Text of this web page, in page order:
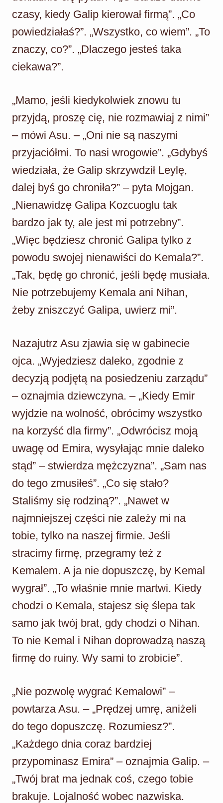
czasy, kiedy Galip kierował firmą”. „Co
powiedziałaś?”. „Wszystko, co wiem”. „To
znaczy, co?”. „Dlaczego jesteś taka
ciekawa?”.
„Mamo, jeśli kiedykolwiek znowu tu
przyjdą, proszę cię, nie rozmawiaj z nimi”
– mówi Asu. – „Oni nie są naszymi
przyjaciółmi. To nasi wrogowie”. „Gdybyś
wiedziała, że Galip skrzywdził Leylę,
dalej byś go chroniła?” – pyta Mojgan.
„Nienawidzę Galipa Kozcuoglu tak
bardzo jak ty, ale jest mi potrzebny”.
„Więc będziesz chronić Galipa tylko z
powodu swojej nienawiści do Kemala?”.
„Tak, będę go chronić, jeśli będę musiała.
Nie potrzebujemy Kemala ani Nihan,
żeby zniszczyć Galipa, uwierz mi”.
Nazajutrz Asu zjawia się w gabinecie
ojca. „Wyjedziesz daleko, zgodnie z
decyzją podjętą na posiedzeniu zarządu”
– oznajmia dziewczyna. – „Kiedy Emir
wyjdzie na wolność, obrócimy wszystko
na korzyść dla firmy”. „Odwrócisz moją
uwagę od Emira, wysyłając mnie daleko
stąd” – stwierdza mężczyzna”. „Sam nas
do tego zmusiłeś”. „Co się stało?
Staliśmy się rodziną?”. „Nawet w
najmniejszej części nie zależy mi na
tobie, tylko na naszej firmie. Jeśli
stracimy firmę, przegramy też z
Kemalem. A ja nie dopuszczę, by Kemal
wygrał”. „To właśnie mnie martwi. Kiedy
chodzi o Kemala, stajesz się ślepa tak
samo jak twój brat, gdy chodzi o Nihan.
To nie Kemal i Nihan doprowadzą naszą
firmę do ruiny. Wy sami to zrobicie”.
„Nie pozwolę wygrać Kemalowi” –
powtarza Asu. – „Prędzej umrę, aniżeli
do tego dopuszczę. Rozumiesz?”.
„Każdego dnia coraz bardziej
przypominasz Emira” – oznajmia Galip. –
„Twój brat ma jednak coś, czego tobie
brakuje. Lojalność wobec nazwiska.